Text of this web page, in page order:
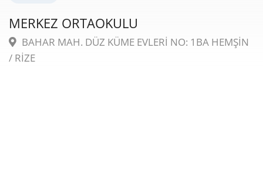
MERKEZ ORTAOKULU
BAHAR MAH. DÜZ KÜME EVLERİ NO: 1BA HEMŞİN
/ RİZE